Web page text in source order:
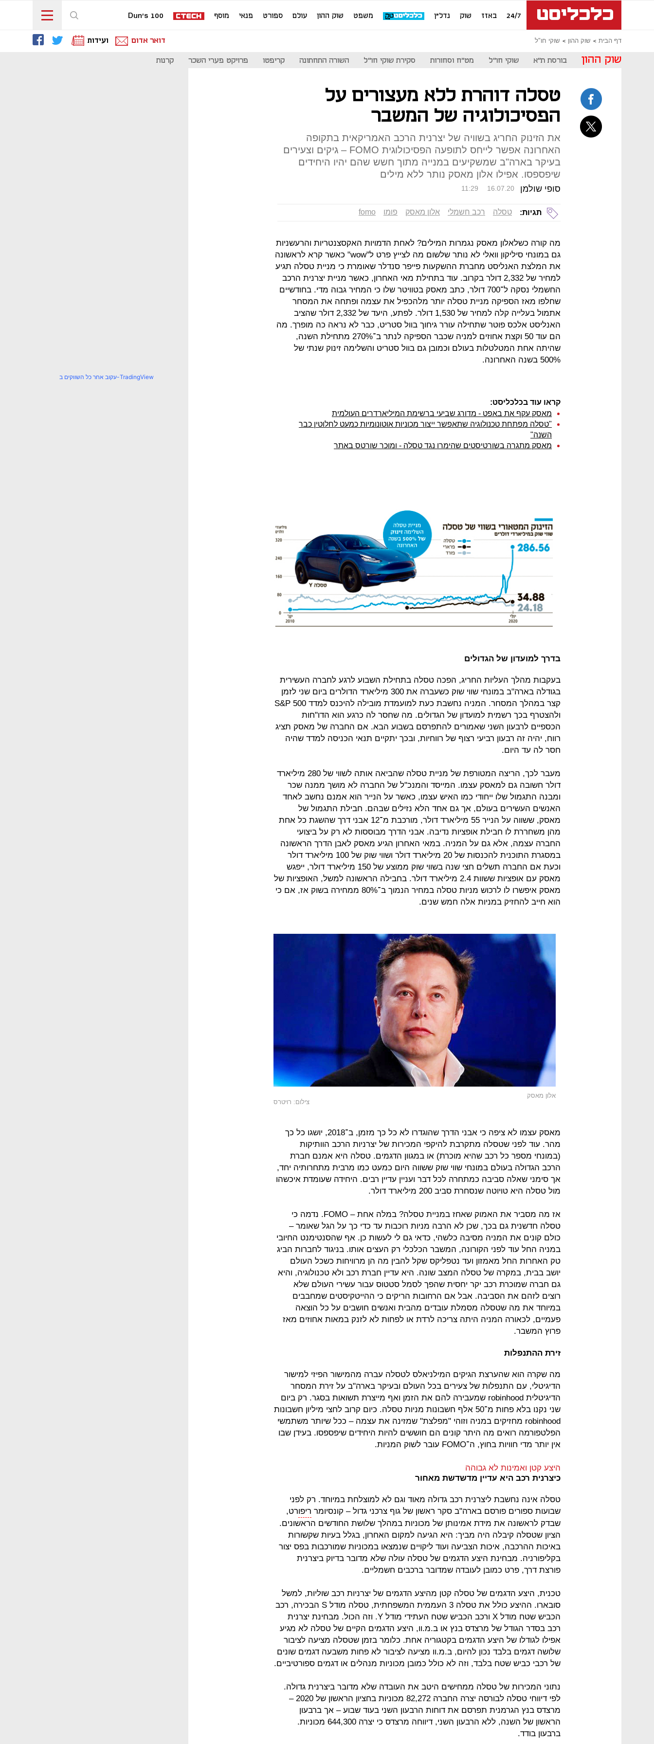
24/7 באזז שוק נדל"ן משפט שוק ההון עולם ספורט פנאי מוסף Dun's 100
דף הבית שוק ההון שוקי חו"ל דואר אדום ועידות
שוק ההון בורסת ת"א שוקי חו"ל מט"ח וסחורות סקירת שוקי חו"ל השורה התחתונה קריפטו פרויקט פערי השכר קרנות
טסלה דוהרת ללא מעצורים על
הפסיכולוגיה של המשבר
את הזינוק החריג בשוויה של יצרנית הרכב האמריקאית בתקופה
האחרונה אפשר לייחס לתופעה הפסיכולוגית FOMO – גיקים וצעירים
בעיקר בארה"ב שמשקיעים במנייה מתוך חשש שהם יהיו היחידים
שיפספסו. אפילו אלון מאסק נותר ללא מילים
סופי שולמן 11:29 16.07.20
תגיות: טסלה רכב חשמלי אלון מאסק פומו fomo
מה קורה כשלאלון מאסק נגמרות המילים? לאחת הדמויות האקסצנטריות והרעשניות
גם במונחי סיליקון וואלי לא נותר שלשום מה לצייץ פרט ל"wow" כאשר קרא לראשונה
את המלצת האנליסט מחברת ההשקעות פייפר סנדלר שאומרת כי מניית טסלה תגיע
למחיר של 2,332 דולר בקרוב. עוד בתחילת מאי האחרון, כאשר מניית יצרנית הרכב
החשמלי נסקה ל־700 דולר, כתב מאסק בטוויטר שלו כי המחיר גבוה מדי. בחודשיים
שחלפו מאז הספיקה מניית טסלה יותר מלהכפיל את עצמה ופתחה את המסחר
אתמול בעלייה קלה למחיר של 1,530 דולר. לפתע, היעד של 2,332 דולר שהציב
האנליסט אלכס פוטר שתחילה עורר גיחוך בוול סטריט, כבר לא נראה כה מופרך. מה
הם עוד 50 וקצת אחוזים למניה שכבר הספיקה לנתר ב־270% מתחילת השנה,
שהיתה אחת המטלטלות בעולם וכמובן גם בוול סטריט והשלימה זינוק שנתי של
500% בשנה האחרונה.
קראו עוד בכלכליסט:
מאסק עקף את באפט - מדורג שביעי ברשימת המיליארדרים העולמית
"טסלה מפתחת טכנולוגיה שתאפשר ייצור מכוניות אוטונומיות כמעט לחלוטין כבר
השנה"
מאסק מתגרה בשורטיסטים שהימרו נגד טסלה - ומוכר שורטס באתר
בדרך למועדון של הגדולים
בעקבות מהלך העליות החריג, הפכה טסלה בתחילת השבוע לרגע לחברה העשירית
בגודלה בארה"ב במונחי שווי שוק כשעברה את 300 מיליארד הדולרים ביום שני לזמן
קצר במהלך המסחר. המניה נחשבת כעת למועמדת מובילה להיכנס למדד S&P 500
ולהצטרף בכך רשמית למועדון של הגדולים. מה שחסר לה כרגע הוא הדו"חות
הכספיים לרבעון השני שאמורים להתפרסם בשבוע הבא. אם החברה של מאסק תציג
רווח, יהיה זה רבעון רביעי רצוף של רווחיות, ובכך יתקיים תנאי הכניסה למדד שהיה
חסר לה עד היום.
מעבר לכך, הריצה המטורפת של מניית טסלה שהביאה אותה לשווי של 280 מיליארד
דולר חשובה גם למאסק עצמו. המייסד והמנכ"ל של החברה לא מושך ממנה שכר
ומבנה התגמול שלו ייחודי כמו האיש עצמו, כאשר על הנייר הוא אמנם נחשב לאחד
האנשים העשירים בעולם, אך גם אחד הלא נזילים שבהם. חבילת התגמול של
מאסק, ששווה על הנייר 55 מיליארד דולר, מורכבת מ־12 אבני דרך שהשגת כל אחת
מהן משחררת לו חבילת אופציות נדיבה. אבני הדרך מבוססות לא רק על ביצועי
החברה עצמה, אלא גם על המניה. במאי האחרון הגיע מאסק לאבן הדרך הראשונה
במסגרת התוכנית להכנסות של 20 מיליארד דולר ושווי שוק של 100 מיליארד דולר
וכעת אם החברה תשלים חצי שנה בשווי שוק ממוצע של 150 מיליארד דולר, ייפגש
מאסק עם אופציות ששוות 2.4 מיליארד דולר. בחבילה הראשונה למשל, האופציות של
מאסק איפשרו לו לרכוש מניות טסלה במחיר הנמוך ב־80% ממחירה בשוק אז, אם כי
הוא חייב להחזיק במניות אלה חמש שנים.
אלון מאסק
צילום: רויטרס
מאסק עצמו לא ציפה כי אבני הדרך שהוגדרו לא כל כך מזמן, ב־2018, יושגו כל כך
מהר. עוד לפני שטסלה מתקרבת להיקפי המכירות של יצרניות הרכב הוותיקות
(במונחי מספר כל רכב שהיא מוכרת) או במגוון הדגמים. טסלה היא אמנם חברת
הרכב הגדולה בעולם במונחי שווי שוק ששווה היום כמעט כמו מרבית מתחרותיה יחד,
אך סימני שאלה סביבה כמתחרה לכל דבר ועניין עדיין רבים. היחידה שעומדת איכשהו
מול טסלה היא טויוטה שנסחרת סביב 200 מיליארד דולר.
אז מה מסביר את האמוק שאחז במניית טסלה? במלה אחת – FOMO. נדמה כי
טסלה חדשנית גם בכך, שכן לא הרבה מניות רוכבות עד כדי כך על הגל שאומר –
כולם קונים את המניה מסיבה כלשהי, כדאי גם לי לעשות כן. אף שהסנטימנט החיובי
במניה החל עוד לפני הקורונה, המשבר הכלכלי רק העצים אותו. בניגוד לחברות הביג
טק האחרות החל מאמזון ועד נטפליקס שקל להבין מה הן מרוויחות כשכל העולם
יושב בבית, במקרה של טסלה המצב שונה. היא עדיין חברת רכב ולא טכנולוגיה, והיא
גם חברה שמוכרת רכב יקר יחסית שהפך לסמל סטטוס עבור עשירי העולם שלא
רוצים לזהם את הסביבה. אבל אם הרחובות הריקים כי ההייטקיסטים שמחבבים
במיוחד את מה שטסלה מסמלת עובדים מהבית ואנשים חושבים על כל הוצאה
פעמיים, לכאורה המניה היתה צריכה לרדת או לפחות לא לזנק במאות אחוזים מאז
פרוץ המשבר.
זירת ההתנפלות
מה שקרה הוא שהערצת הגיקים המילניאלס לטסלה עברה מהמישור הפיזי למישור
הדיגיטלי, עם התנפלות של צעירים בכל העולם ובעיקר בארה"ב על זירת המסחר
הדיגיטלית robinhood שמעבירה להם את הזמן ואף מייצרת תשואות בסגר. רק ביום
שני נקנו בלא פחות מ־50 אלף חשבונות מניות טסלה. כיום קרוב לחצי מיליון חשבונות
robinhood מחזיקים במניה וזוהי "מפלצת" שמזינה את עצמה – ככל שיותר משתמשי
הפלטפורמה רואים מה היתר קונים הם חוששים להיות היחידים שיפספסו. בעידן שבו
אין יותר מדי חוויות בחוץ, ה־FOMO עובר לשוק המניות.
היצע קטן ואמינות לא גבוהה
כיצרנית רכב היא עדיין מדשדשת מאחור
טסלה אינה נחשבת ליצרנית רכב גדולה מאוד וגם לא למוצלחת במיוחד. רק לפני
שבועות ספורים פורסם בארה"ב סקר ראשון של גוף צרכני גדול – קונסיומר ריפורט,
שבדק לראשונה את מידת אמינותן של מכוניות במהלך שלושת החודשים הראשונים.
הציון שטסלה קיבלה היה מביך: היא הגיעה למקום האחרון, בגלל בעיות שקשורות
באיכות ההרכבה, איכות הצביעה ועוד ליקויים שנמצאו במכוניות שמורכבות בפס יצור
בקליפורניה. מבחינת היצע הדגמים של טסלה עולה שלא מדובר בדיוק ביצרנית
פורצת דרך, פרט כמובן לעובדה שמדובר ברכבים חשמליים.
טכנית, היצע הדגמים של טסלה קטן מהיצע הדגמים של יצרניות רכב שוליות, למשל
סובארו. ההיצע כולל את טסלה 3 העממית המשפחתית, טסלה מודל S הבכירה, רכב
הכביש שטח מודל X ורכב הכביש שטח העתידי מודל Y. וזה הכול. מבחינת יצרנית
רכב בסדר הגודל של מרצדס בנץ או ב.מ.וו, היצע הדגמים הקיים של טסלה לא מגיע
אפילו לגודלו של היצע הדגמים בקטגוריה אחת. כלומר בזמן שטסלה מציעה לציבור
שלושה דגמים בלבד נכון להיום, ב.מ.וו מציעה לציבור לא פחות משבעה דגמים שונים
של רכבי כביש שטח בלבד, וזה לא כולל כמובן מכוניות מנהלים או דגמים ספורטיביים.
נתוני המכירות של טסלה ממחישים היטב את העובדה שלא מדובר ביצרנית גדולה.
לפי דיווחי טסלה לבורסה יצרה החברה 82,272 מכוניות בחציון הראשון של 2020 –
מרצדס בנץ הגרמנית תפרסם את דוחות הרבעון השני בעוד שבוע – אך ברבעון
הראשון של השנה, ללא הרבעון השני, דיווחה מרצדס כי יצרה 644,300 מכוניות.
ברבעון בודד.
עקוב אחר כל השווקים ב-TradingView